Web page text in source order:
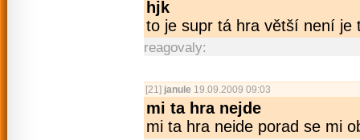
hjk
to je supr tá hra větší není je
reagovaly:
[21] janule 19.09.2009 09:03
mi ta hra nejde
mi ta hra neide porad se mi